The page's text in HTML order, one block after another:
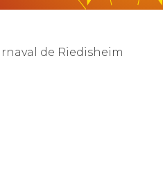
de Riedisheim